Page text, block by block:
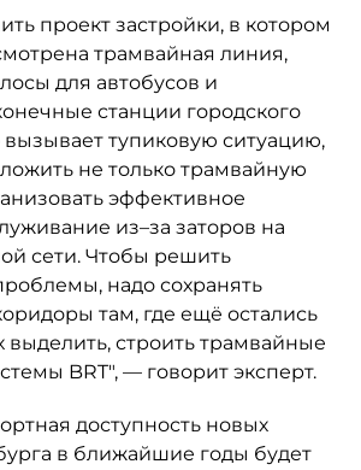
проект застройки, в котором
трамвайная линия,
для автобусов и
станции городского
вызывает тупиковую ситуацию,
не только трамвайную
эффективное
из–за заторов на
сети. Чтобы решить
надо сохранять
там, где ещё остались
выделить, строить трамвайные
BRT", — говорит эксперт.
доступность новых
в ближайшие годы будет